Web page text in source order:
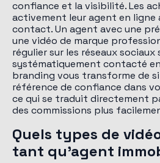
confiance et la visibilité. Les
activement leur agent en ligne
contact. Un agent avec une
une vidéo de marque
régulier sur les réseaux sociaux
systématiquement contacté
branding vous transforme de
référence de confiance dans
ce qui se traduit directement
des commissions plus
Quels types de
tant qu'agent